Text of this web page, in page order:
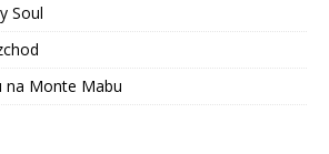
Soul
na Monte Mabu